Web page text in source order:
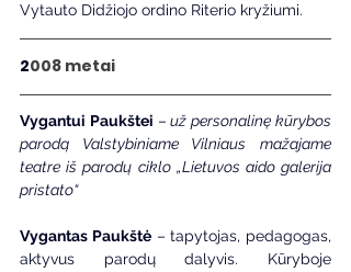
Vytauto Didžiojo ordino Riterio kryžiumi.
2008 metai
Vygantui Paukštei – už personalinę kūrybos
parodą Valstybiniame Vilniaus mažajame
teatre iš parodų ciklo „Lietuvos aido galerija
pristato“
Vygantas Paukštė – tapytojas, pedagogas,
aktyvus parodų dalyvis. Kūryboje